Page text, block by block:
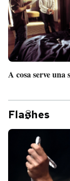
SHOP
CALENDARIO
AREA
A cosa serve una
Fla hes